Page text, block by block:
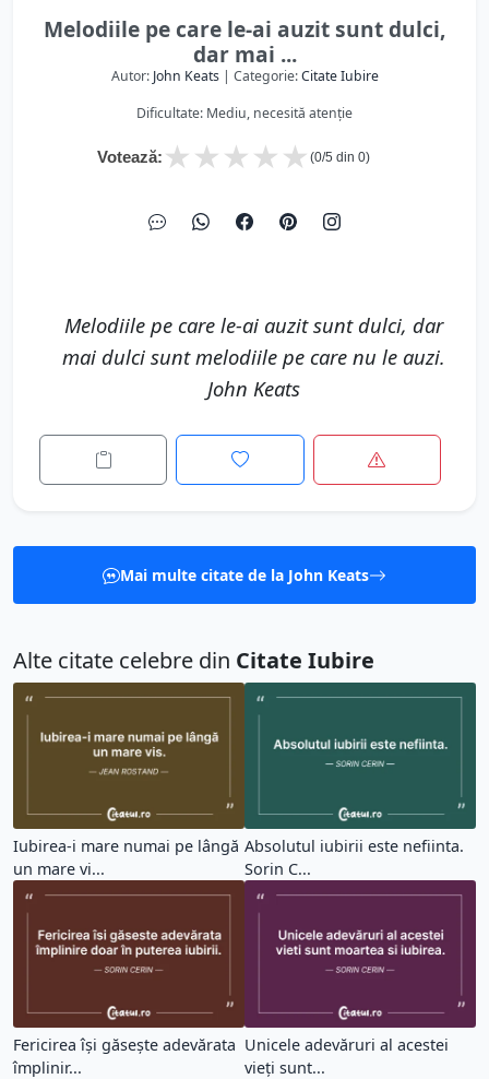
Melodiile pe care le-ai auzit sunt dulci,
dar mai ...
Autor: John Keats| Categorie:Citate Iubire
Dificultate: Mediu, necesită atenție
Votează: ★
★
★
★
★ (0/5 din 0)
Melodiile pe care le-ai auzit sunt dulci, dar
mai dulci sunt melodiile pe care nu le auzi.
John Keats
Mai multe citate de la John Keats
Alte citate celebre din Citate Iubire
Iubirea-i mare numai pe lângă
un mare vi...
Absolutul iubirii este nefiinta.
Sorin C...
Fericirea își găsește adevărata
împlinir...
Unicele adevăruri al acestei
vieți sunt...